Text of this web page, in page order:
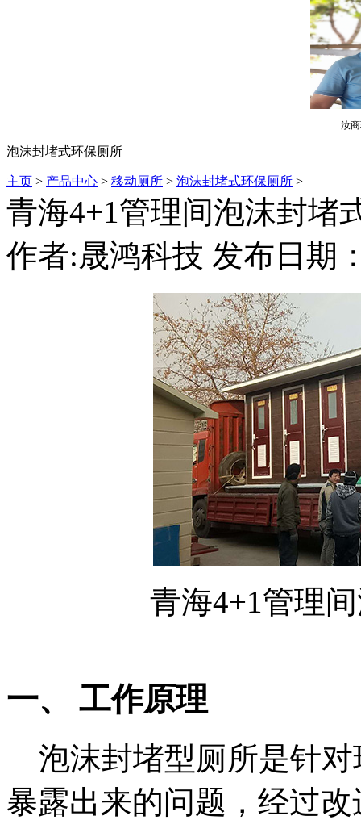
泡沫封堵式环保厕所
主页 > 产品中心 > 移动厕所 > 泡沫封堵式环保厕所 >
青海4+1管理间泡沫封堵
作者:晟鸿科技 发布日期
青海4+1管理
一、 工作原理
泡沫封堵型厕所是针对
暴露出来的问题，经过